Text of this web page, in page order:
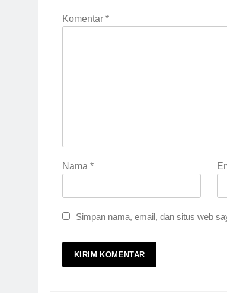
Komentar *
Nama *
Simpan nama, email, dan situs web